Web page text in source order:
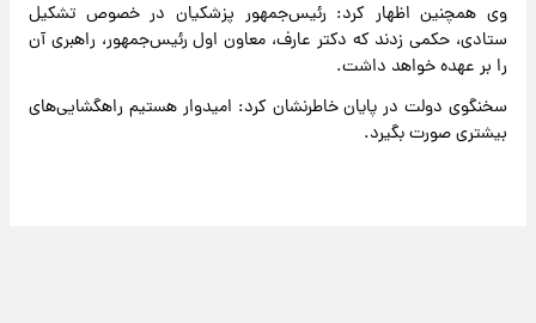
وی همچنین اظهار کرد: رئیس‌جمهور پزشکیان در خصوص تشکیل
ستادی، حکمی زدند که دکتر عارف، معاون اول رئیس‌جمهور، راهبری آن
را بر عهده خواهد داشت.
سخنگوی دولت در پایان خاطرنشان کرد: امیدوار هستیم راهگشایی‌های
بیشتری صورت بگیرد.